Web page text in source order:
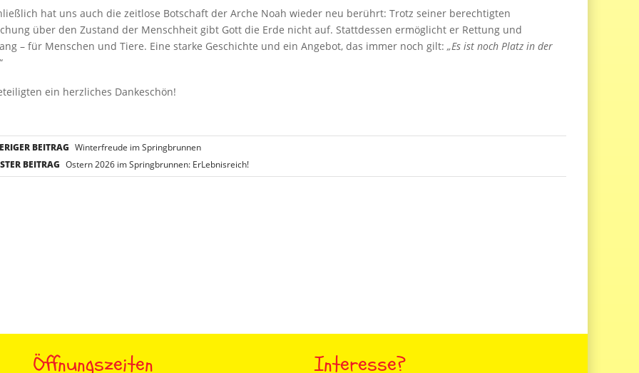
hat uns auch die zeitlose Botschaft der Arche Noah wieder neu berührt: Trotz seiner berechtigten
über den Zustand der Menschheit gibt Gott die Erde nicht auf. Stattdessen ermöglicht er Rettung und
– für Menschen und Tiere. Eine starke Geschichte und ein Angebot, das immer noch gilt: „Es ist noch Platz in der
“
ein herzliches Dankeschön!
BEITRAG Winterfreude im Springbrunnen
BEITRAG Ostern 2026 im Springbrunnen: ErLebnisreich!
Öffnungszeiten Interesse?